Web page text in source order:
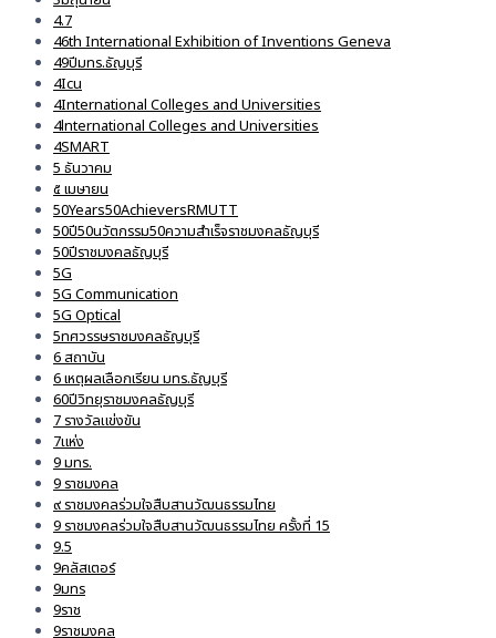
4.7
46th International Exhibition of Inventions Geneva
49ปีมทร.ธัญบุรี
4Icu
4International Colleges and Universities
4lnternational Colleges and Universities
4SMART
5 ธันวาคม
๕ เมษายน
50Years50AchieversRMUTT
50ปี50นวัตกรรม50ความสำเร็จราชมงคลธัญบุรี
50ปีราชมงคลธัญบุรี
5G
5G Communication
5G Optical
5ทศวรรษราชมงคลธัญบุรี
6 สถาบัน
6 เหตุผลเลือกเรียน มทร.ธัญบุรี
60ปีวิทยุราชมงคลธัญบุรี
7 รางวัลแข่งขัน
7แห่ง
9 มทร.
9 ราชมงคล
๙ ราชมงคลร่วมใจสืบสานวัฒนธรรมไทย
9 ราชมงคลร่วมใจสืบสานวัฒนธรรมไทย ครั้งที่ 15
9.5
9คลัสเตอร์
9มทร
9ราช
9ราชมงคล